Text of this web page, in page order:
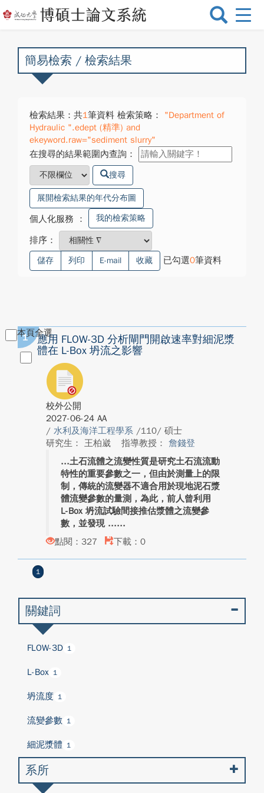
選
換
簡易檢索 / 檢索結果
檢索結果：共1筆資料 檢索策略：
"Department of
Hydraulic ".edept (精準) and
ekeyword.raw="sediment slurry"
在搜尋的結果範圍內查詢：
搜尋
展開檢索結果的年代分布圖
個人化服務 ： 我的檢索策略
排序：
儲存 列印 E-mail 收藏 已勾選0筆資料
本頁全選
1
應用 FLOW-3D 分析閘門開啟速率對細泥漿
體在 L-Box 坍流之影響
校外公開
2027-06-24 AA
/ 水利及海洋工程學系 /110/ 碩士
研究生： 王柏崴
指導教授： 詹錢登
土石流體之流變性質是研究土石流流動
特性的重要參數之一，但由於測量上的限
制，傳統的流變器不適合用於現地泥石漿
體流變參數的量測，為此，前人曾利用
L-Box 坍流試驗間接推估漿體之流變參
數，並發現 ...
點閱：327
下載：0
1
關鍵詞
FLOW-3D 1
L-Box 1
坍流度 1
流變參數 1
細泥漿體 1
系所